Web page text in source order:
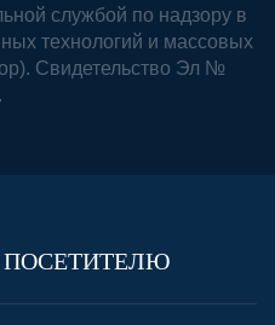
службой по надзору в
технологий и массовых
Свидетельство Эл №
ПОСЕТИТЕЛЮ